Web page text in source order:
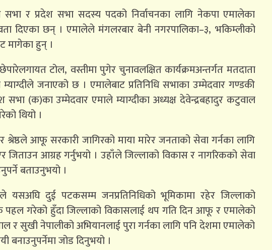
सभा र प्रदेश सभा सदस्य पदको निर्वाचनका लागि नेकपा एमालेका
दिएका छन् । एमालेले मंगलरबार बेनी नगरपालिका–३, भकिम्लीको
मागेका हुन् ।
टोल, वस्तीमा पुगेर चुनावलक्षित कार्यक्रमअन्तर्गत मतदाता
जनाएको छ । एमालेबाट प्रतिनिधि सभाका उम्मेदवार गण्डकी
(क)का उम्मेदवार एमाले म्याग्दीका अध्यक्ष देवेन्द्रबहादुर कटुवाल
थियो ।
श्रेष्ठले आफू सरकारी जागिरको माया मारेर जनताको सेवा गर्नका लागि
जिताउन आग्रह गर्नुभयो । उहाँले जिल्लाको विकास र नागरिकको सेवा
बताउनुभयो ।
यसअघि दुई पटकसम्म जनप्रतिनिधिको भूमिकामा रहेर जिल्लाको
पहल गरेको हुँदा जिल्लाको विकासलाई थप गति दिन आफू र एमालेको
र सुखी नेपालीको अभियानलाई पुरा गर्नका लागि पनि देशमा एमालेको
जोड दिनुभयो ।